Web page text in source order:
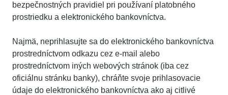
bezpečnostných pravidiel pri používaní platobného
prostriedku a elektronického bankovníctva.
Najmä, neprihlasujte sa do elektronického bankovníctva
prostredníctvom odkazu cez e-mail alebo
prostredníctvom iných webových stránok (iba cez
oficiálnu stránku banky), chráňte svoje prihlasovacie
údaje do elektronického bankovníctva ako aj citlivé